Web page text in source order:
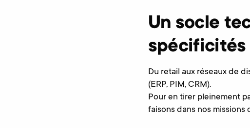
Un socle
spécificités
Du retail aux réseaux de
(ERP, PIM, CRM).
Pour en tirer pleinement
faisons dans nos missions